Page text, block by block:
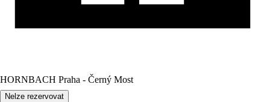
HORNBACH Praha - Černý Most
Nelze rezervovat